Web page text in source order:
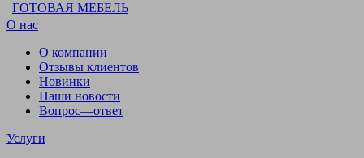
ГОТОВАЯ МЕБЕЛЬ
О нас
О компании
Отзывы клиентов
Новинки
Наши новости
Вопрос—ответ
Услуги